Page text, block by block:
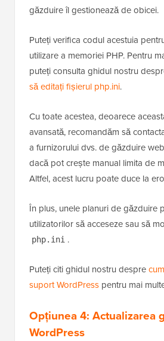
inclusiv versiunea PHP și scripturile
găzduire îl gestionează de obicei.
Puteți verifica codul acestuia
utilizare a memoriei PHP. Pentru
să editați fișierul php.ini.
Cu toate acestea, deoarece
avansată, recomandăm să
a furnizorului dvs. de găzduire
Altfel, acest lucru poate duce la
În plus, unele planuri de găzduire
php.ini .
suport WordPresspentru mai